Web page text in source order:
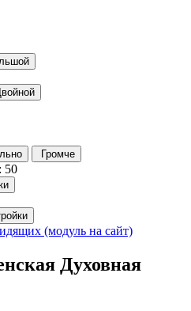
Громче
50
(модуль на сайт)
Духовная